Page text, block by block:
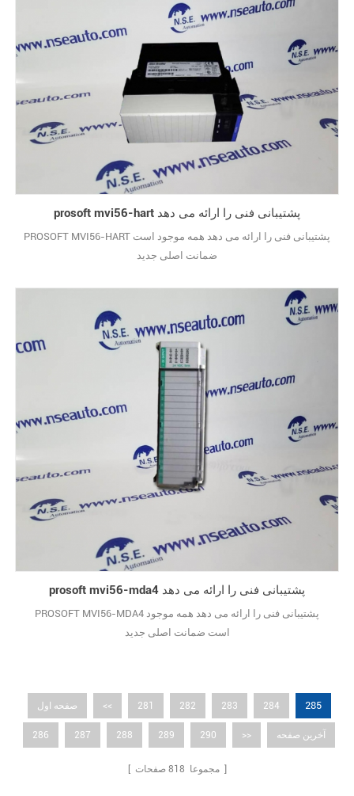
prosoft mvi56-hart پشتیبانی فنی را ارائه می دهد
PROSOFT MVI56-HART پشتیبانی فنی را ارائه می دهد همه موجود است
ضمانت اصلی جدید
prosoft mvi56-mda4 پشتیبانی فنی را ارائه می دهد
PROSOFT MVI56-MDA4 پشتیبانی فنی را ارائه می دهد همه موجود
است ضمانت اصلی جدید
صفحه اول << 281 282 283 284 285
286 287 288 289 290 >> آخرین صفحه
[ مجموعا 818 صفحات ]